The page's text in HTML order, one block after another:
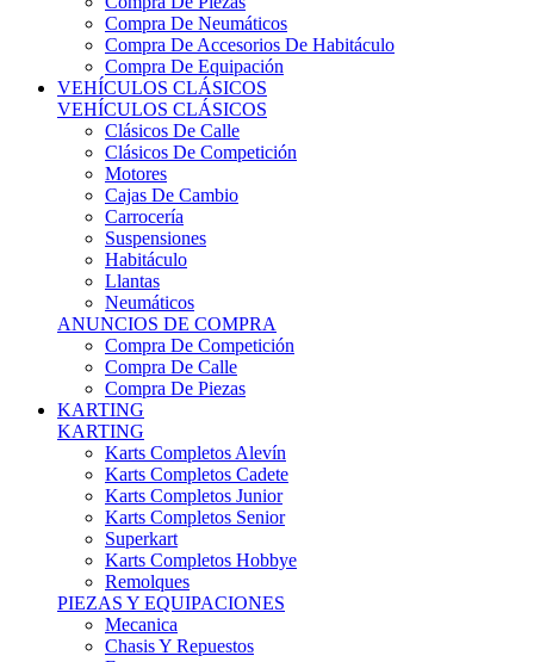
Compra De Neumáticos
Compra De Accesorios De Habitáculo
Compra De Equipación
VEHÍCULOS CLÁSICOS
VEHÍCULOS CLÁSICOS
Clásicos De Calle
Clásicos De Competición
Motores
Cajas De Cambio
Carrocería
Suspensiones
Habitáculo
Llantas
Neumáticos
ANUNCIOS DE COMPRA
Compra De Competición
Compra De Calle
Compra De Piezas
KARTING
KARTING
Karts Completos Alevín
Karts Completos Cadete
Karts Completos Junior
Karts Completos Senior
Superkart
Karts Completos Hobbye
Remolques
PIEZAS Y EQUIPACIONES
Mecanica
Chasis Y Repuestos